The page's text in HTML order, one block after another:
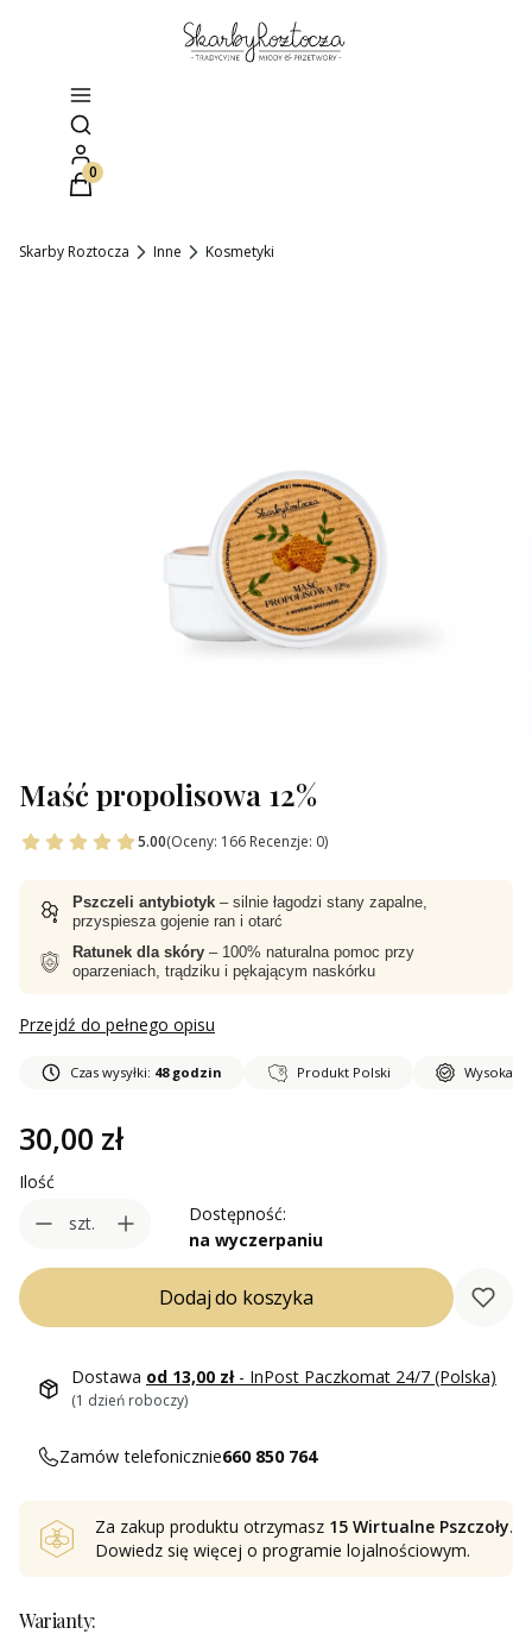
Otwórz wyszukiwarkę
Produkty w koszyku: 0. Zobacz szczegóły
Skarby Roztocza Inne Kosmetyki
Maść propolisowa 12%
5.00(Oceny: 166 Recenzje: 0)
Pszczeli antybiotyk – silnie łagodzi stany zapalne,
przyspiesza gojenie ran i otarć
Ratunek dla skóry – 100% naturalna pomoc przy
oparzeniach, trądziku i pękającym naskórku
Przejdź do pełnego opisu
Czas wysyłki: 48 godzin Produkt Polski Wysoka
Cena
30,00 zł
Ilość
szt.
Dostępność:
na wyczerpaniu
Dodaj do koszyka
Dostawa od 13,00 zł - InPost Paczkomat 24/7 (Polska)
(1 dzień roboczy)
Zamów telefonicznie660 850 764
Za zakup produktu otrzymasz 15 Wirtualne Pszczoły.
Dowiedz się więcej o programie lojalnościowym.
Warianty: